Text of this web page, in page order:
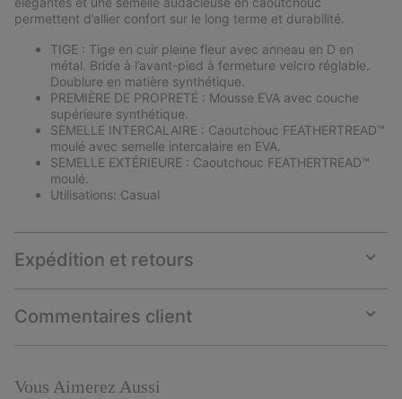
permettent d’allier confort sur le long terme et durabilité.
TIGE : Tige en cuir pleine fleur avec anneau en D en
métal. Bride à l’avant-pied à fermeture velcro réglable.
Doublure en matière synthétique.
PREMIÈRE DE PROPRETÉ : Mousse EVA avec couche
supérieure synthétique.
SEMELLE INTERCALAIRE : Caoutchouc FEATHERTREAD™
moulé avec semelle intercalaire en EVA.
SEMELLE EXTÉRIEURE : Caoutchouc FEATHERTREAD™
moulé.
Utilisations: Casual
Expédition et retours
or
Commentaires client
or
Vous Aimerez Aussi